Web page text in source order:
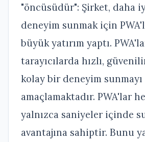
"öncüsüdür": Şirket, daha
deneyim sunmak için
büyük yatırım yaptı.
tarayıcılarda hızlı,
kolay bir deneyim sunmayı
amaçlamaktadır. PWA'lar
yalnızca saniyeler içinde
avantajına sahiptir. Bunu